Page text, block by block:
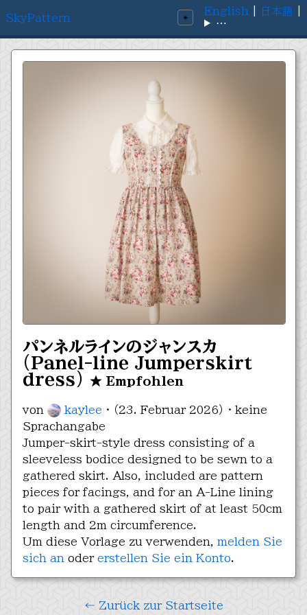
SkyPattern ☀️
English 日本語
⋯
パンネルラインのジャンスカ
(Panel-line Jumperskirt
dress)
★ Empfohlen
von kaylee · （23. Februar 2026） · keine
Sprachangabe
Jumper-skirt-style dress consisting of a
sleeveless bodice designed to be sewn to a
gathered skirt. Also, included are pattern
pieces for facings, and for an A-Line lining
to pair with a gathered skirt of at least 50cm
length and 2m circumference.
Um diese Vorlage zu verwenden, melden Sie
sich an oder erstellen Sie ein Konto.
← Zurück zur Startseite